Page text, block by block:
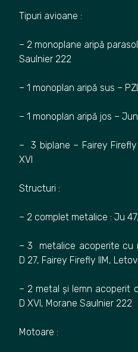
Tipuri avioane :
– 2 monoplane aripă
Saulnier 222
– 1 monoplan aripă sus –
– 1 monoplan aripă jos –
– 3 biplane – Fairey
XVI
Structuri :
– 2 complet metalice : Ju 47,
– 3 metalice acoperite cu
D 27, Fairey Firefly IIM,
– 2 metal și lemn acoperit
D XVI, Morane Saulnier 222
Motoare :